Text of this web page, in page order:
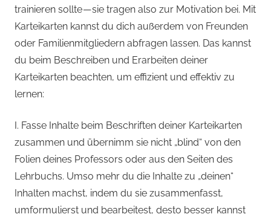
trainieren sollte — sie tragen also zur Motivation bei. Mit
Karteikarten kannst du dich außerdem von Freunden
oder Familienmitgliedern abfragen lassen. Das kannst
du beim Beschreiben und Erarbeiten deiner
Karteikarten beachten, um effizient und effektiv zu
lernen:
I. Fasse Inhalte beim Beschriften deiner Karteikarten
zusammen und übernimm sie nicht „blind“ von den
Folien deines Professors oder aus den Seiten des
Lehrbuchs. Umso mehr du die Inhalte zu „deinen“
Inhalten machst, indem du sie zusammenfasst,
umformulierst und bearbeitest, desto besser kannst